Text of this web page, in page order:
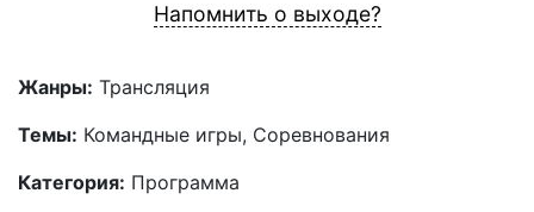
Напомнить о выходе?
Жанры: Трансляция
Темы: Командные игры, Соревнования
Категория: Программа